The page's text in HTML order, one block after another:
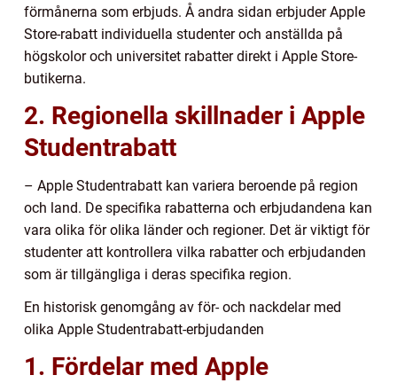
förmånerna som erbjuds. Å andra sidan erbjuder Apple
Store-rabatt individuella studenter och anställda på
högskolor och universitet rabatter direkt i Apple Store-
butikerna.
2. Regionella skillnader i Apple
Studentrabatt
– Apple Studentrabatt kan variera beroende på region
och land. De specifika rabatterna och erbjudandena kan
vara olika för olika länder och regioner. Det är viktigt för
studenter att kontrollera vilka rabatter och erbjudanden
som är tillgängliga i deras specifika region.
En historisk genomgång av för- och nackdelar med
olika Apple Studentrabatt-erbjudanden
1. Fördelar med Apple